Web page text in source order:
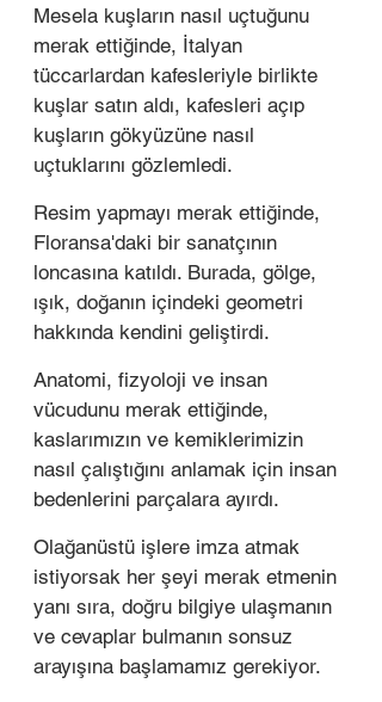
Mesela kuşların nasıl uçtuğunu
merak ettiğinde, İtalyan
tüccarlardan kafesleriyle birlikte
kuşlar satın aldı, kafesleri açıp
kuşların gökyüzüne nasıl
uçtuklarını gözlemledi.
Resim yapmayı merak ettiğinde,
Floransa'daki bir sanatçının
loncasına katıldı. Burada, gölge,
ışık, doğanın içindeki geometri
hakkında kendini geliştirdi.
Anatomi, fizyoloji ve insan
vücudunu merak ettiğinde,
kaslarımızın ve kemiklerimizin
nasıl çalıştığını anlamak için insan
bedenlerini parçalara ayırdı.
Olağanüstü işlere imza atmak
istiyorsak her şeyi merak etmenin
yanı sıra, doğru bilgiye ulaşmanın
ve cevaplar bulmanın sonsuz
arayışına başlamamız gerekiyor.